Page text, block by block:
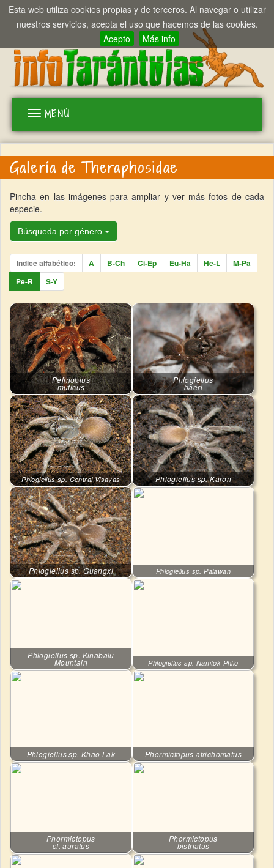
Esta web utiliza cookies propias y de terceros. Al navegar o utilizar
nuestros servicios, acepta el uso que hacemos de las cookies.
Acepto
Más info
MENÚ
Toggle
Galería de Theraphosidae
Pincha en las imágenes para ampliar y ver más fotos de cada
especie.
Búsqueda por género
Indice alfabético: A B-Ch Ci-Ep Eu-Ha He-L
M-Pa
Pe-R
S-Y
Pelinobius
muticus
Phlogiellus
baeri
Phlogiellus sp. Central Visayas Phlogiellus sp. Karon
Phlogiellus sp. Guangxi Phlogiellus sp. Palawan
Phlogiellus sp. Kinabalu
Mountain Phlogiellus sp. Namtok Phlio
Phlogiellus sp. Khao Lak Phormictopus atrichomatus
Phormictopus
cf. auratus
Phormictopus
bistriatus